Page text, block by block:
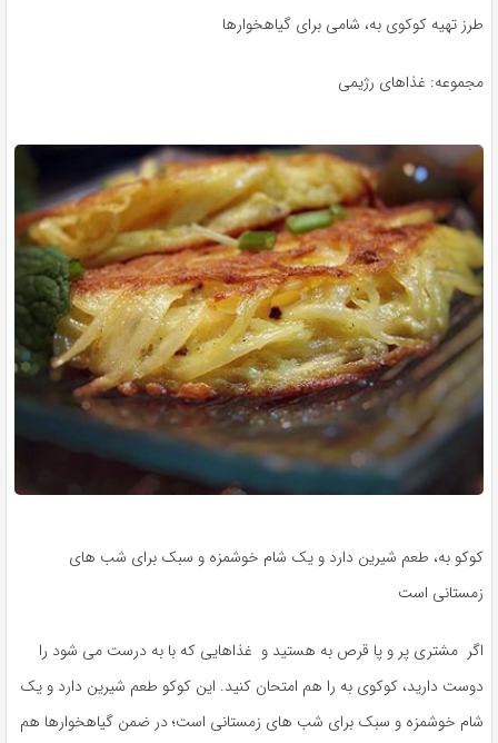
طرز تهیه کوکوی به، شامی برای گیاهخوارها
مجموعه: غذاهای رژیمی
کوکو به، طعم شیرین دارد و یک شام خوشمزه و سبک برای شب های
زمستانی است
اگر مشتری پر و پا قرص به هستید و غذاهایی که با به درست می شود را
دوست دارید، کوکوی به را هم امتحان کنید. این کوکو طعم شیرین دارد و یک
شام خوشمزه و سبک برای شب های زمستانی است؛ در ضمن گیاهخوارها هم